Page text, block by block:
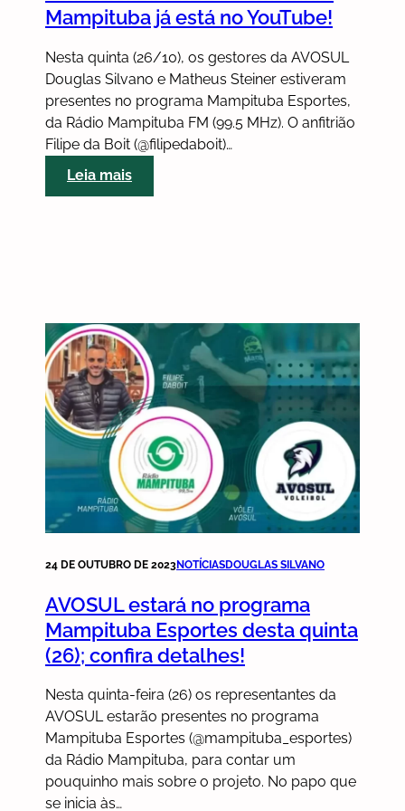
Mampituba já está no YouTube!
Nesta quinta (26/10), os gestores da AVOSUL
Douglas Silvano e Matheus Steiner estiveram
presentes no programa Mampituba Esportes,
da Rádio Mampituba FM (99.5 MHz). O anfitrião
Filipe da Boit (@filipedaboit)…
Leia mais:
Entrevista
já
está
no
YouTube!
24 DE OUTUBRO DE 2023NOTÍCIASDOUGLAS SILVANO
AVOSUL estará no programa
Mampituba Esportes desta quinta
(26); confira detalhes!
Nesta quinta-feira (26) os representantes da
AVOSUL estarão presentes no programa
Mampituba Esportes (@mampituba_esportes)
da Rádio Mampituba, para contar um
pouquinho mais sobre o projeto. No papo que
se inicia às…